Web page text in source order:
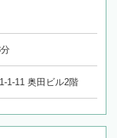
1-11 奥田ビル2階